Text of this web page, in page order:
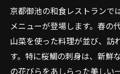
一年を通じて楽し
四季を感じる和食
京都御池の和食春夏秋
おすすめメニュー
京都御池の和食レストランで
メニューが登場します。春の
山菜を使った料理が並び、訪
す。特に桜鯛の刺身は、新鮮
の花びらをあしらった美しい